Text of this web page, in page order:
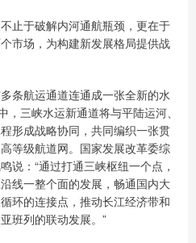
于破解内河通航瓶颈，更在于
市场，为构建新发展格局提供战
航运通道连通成一张全新的水
，三峡水运新通道将与平陆运河、
形成战略协同，共同编织一张贯
等级航道网。国家发展改革委综
说：“通过打通三峡枢纽一个点，
线一整个面的发展，畅通国内大
环的连接点，推动长江经济带和
班列的联动发展。”